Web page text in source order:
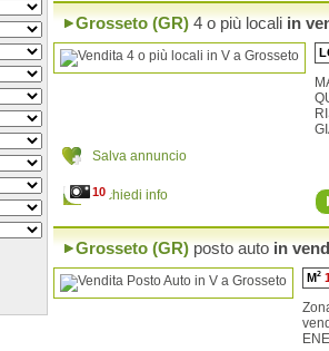
Grosseto (GR) 4 o più locali in
10
Salva annuncio
Richiedi info
Grosseto (GR) posto auto in
M2